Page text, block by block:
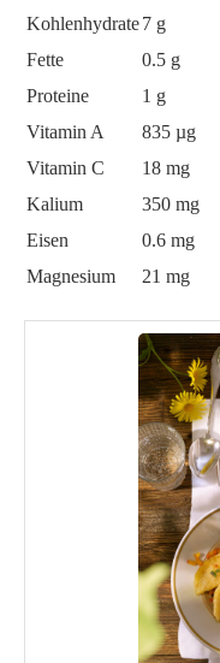
Kohlenhydrate7 g
Fette
0.5 g
Proteine
1 g
Vitamin A
835 µg
Vitamin C
18 mg
Kalium
350 mg
Eisen
0.6 mg
Magnesium
21 mg